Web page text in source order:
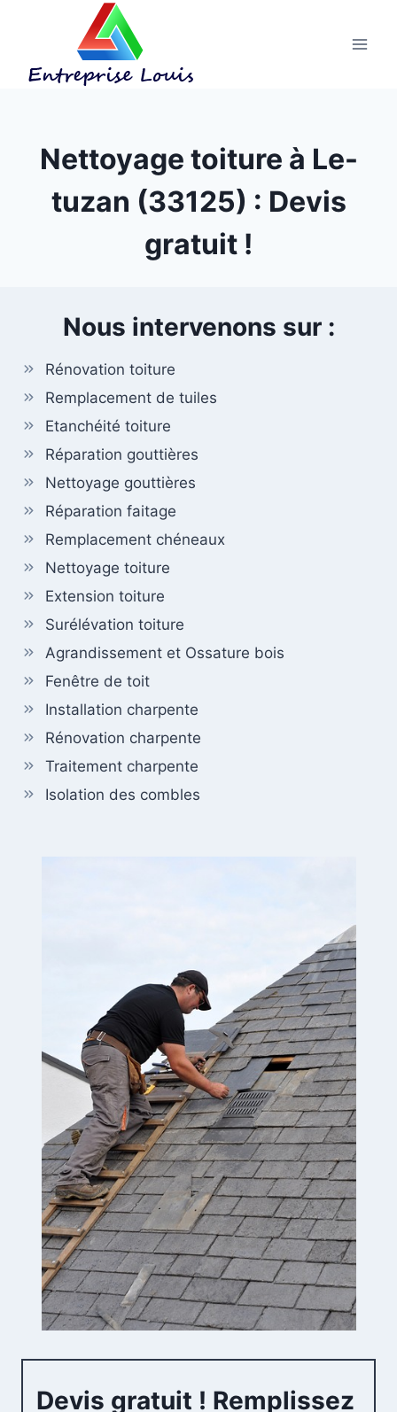
Nettoyage toiture à Le-
tuzan (33125) : Devis
gratuit !
Nous intervenons sur :
Rénovation toiture
Remplacement de tuiles
Etanchéité toiture
Réparation gouttières
Nettoyage gouttières
Réparation faitage
Remplacement chéneaux
Nettoyage toiture
Extension toiture
Surélévation toiture
Agrandissement et Ossature bois
Fenêtre de toit
Installation charpente
Rénovation charpente
Traitement charpente
Isolation des combles
Devis gratuit ! Remplissez